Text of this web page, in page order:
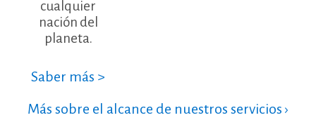
cualquier
nación del
planeta.
Saber más >
Más sobre el alcance de nuestros servicios ›